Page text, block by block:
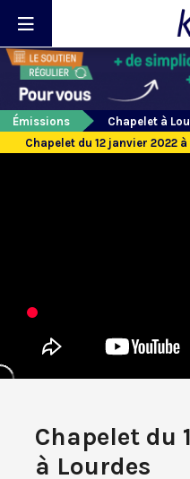
Émissions
Chapelet à
Chapelet du 12 janvier 2022
Chapelet du
à Lourdes